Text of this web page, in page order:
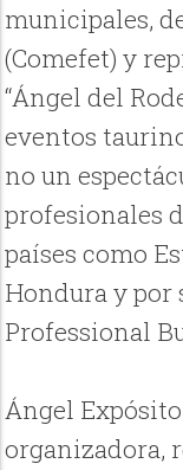
municipales,
(Comefet) y
“Ángel del
eventos
no un
profesionales
países como
Hondura y por
Professional
Ángel
organizadora,